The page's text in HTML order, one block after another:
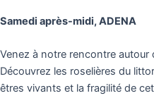
Samedi après-midi, ADENA
Venez à notre rencontre autour
Découvrez les roselières du
êtres vivants et la fragilité de